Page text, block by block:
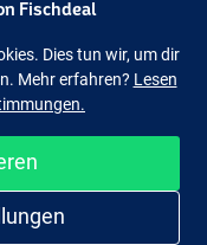
und sicher shoppen
Fischdeal
Dies tun wir, um dir
Mehr erfahren? Lesen